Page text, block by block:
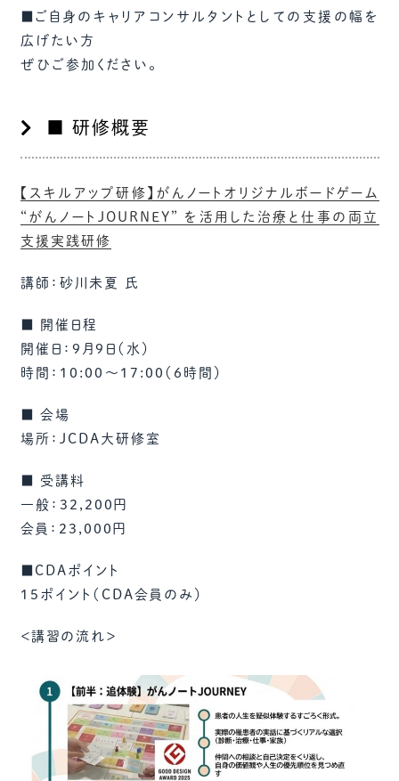
■ご自身のキャリアコンサルタントとしての支援の幅を
広げたい方
ぜひご参加ください。
■ 研修概要
【スキルアップ研修】がんノートオリジナルボードゲーム
“がんノートJOURNEY” を活用した治療と仕事の両立
支援実践研修
講師：砂川未夏 氏
■ 開催日程
開催日：9月9日（水）
時間：10:00～17:00（6時間）
■ 会場
場所：JCDA大研修室
■ 受講料
一般：32,200円
会員：23,000円
■CDAポイント
15ポイント（CDA会員のみ）
＜講習の流れ＞